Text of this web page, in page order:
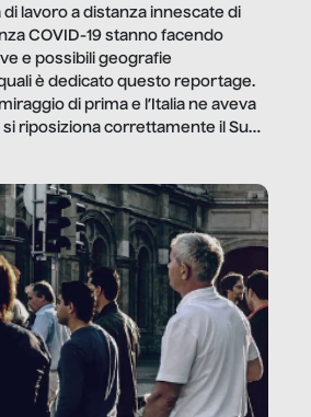
lavoro a distanza innescate di
COVID-19 stanno facendo
e possibili geografie
è dedicato questo reportage.
di prima e l’Italia ne aveva
si riposiziona correttamente il Sud